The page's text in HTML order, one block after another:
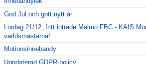
God Jul och gott nytt år
Lördag 21/12, fritt inträde Malmö FBC - KAIS
världsmästarna!
Motionsinnebandy
Uppdaterad GDPR-policy